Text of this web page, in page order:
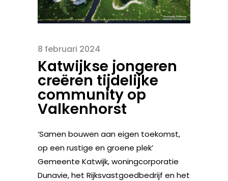
8 februari 2024
Katwijkse jongeren
creëren tijdelijke
community op
Valkenhorst
‘Samen bouwen aan eigen toekomst,
op een rustige en groene plek’
Gemeente Katwijk, woningcorporatie
Dunavie, het Rijksvastgoedbedrijf en het